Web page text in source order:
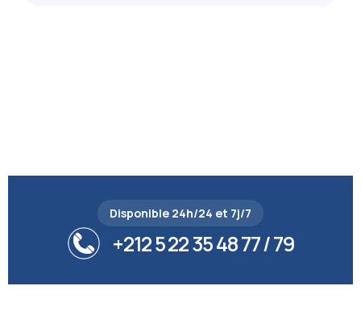
Disponible 24h/24 et 7j/7
+212 5 22 35 48 77 / 79